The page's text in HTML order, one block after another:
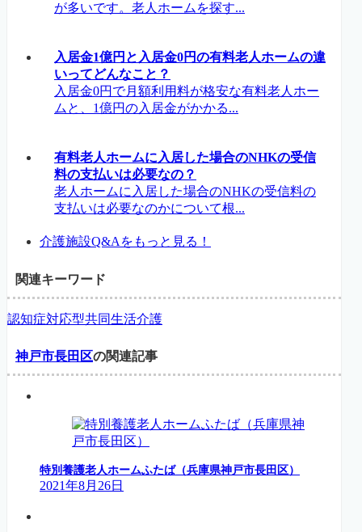
が多いです。老人ホームを探す...
入居金1億円と入居金0円の有料老人ホームの違
いってどんなこと？
入居金0円で月額利用料が格安な有料老人ホー
ムと、1億円の入居金がかかる...
有料老人ホームに入居した場合のNHKの受信
料の支払いは必要なの？
老人ホームに入居した場合のNHKの受信料の
支払いは必要なのかについて根...
介護施設Q&Aをもっと見る！
関連キーワード
認知症対応型共同生活介護
神戸市長田区の関連記事
特別養護老人ホームふたば（兵庫県神戸市長田区）
2021年8月26日